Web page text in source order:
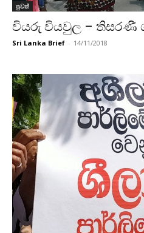
පුවත්
වියරු වියවුල – තිසරණී
Sri Lanka Brief - 14/11/2018